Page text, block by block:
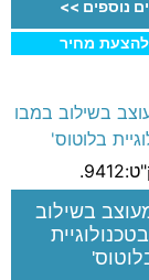
נוספים >>
מחיר
בשילוב